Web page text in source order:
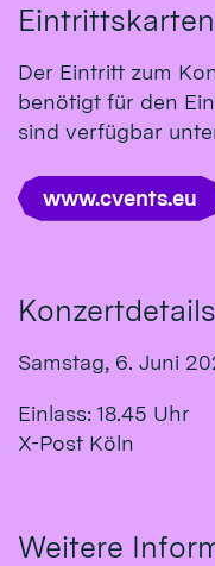
Eintrittskarten
Der Eintritt zum
benötigt für den
sind verfügbar
www.cvents.eu
Konzertdetails
Samstag, 6. Juni
Einlass: 18.45 Uhr
X-Post Köln
Weitere